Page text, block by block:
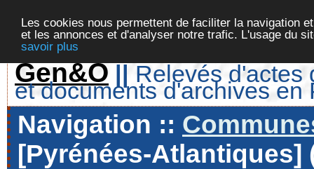
Les cookies nous permettent de faciliter la navigation
et les annonces et d'analyser notre trafic. L'usage du
savoir plus
Gen&O || Relevés d'actes
et documents d'archives en
Navigation ::
[Pyrénées-Atlantiques]